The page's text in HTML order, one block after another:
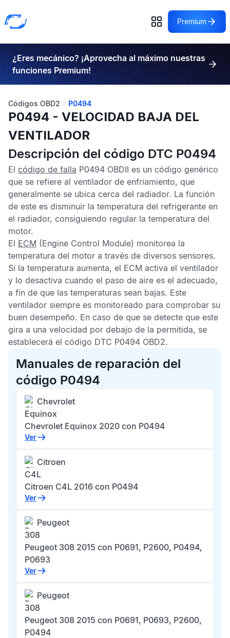
Premium
¿Eres mecánico? ¡Aprovecha al máximo nuestras
funciones Premium!
Códigos OBD2 P0494
P0494 - VELOCIDAD BAJA DEL
VENTILADOR
Descripción del código DTC P0494
El código de falla P0494 OBDII es un código genérico
que se refiere al ventilador de enfriamiento, que
generalmente se ubica cerca del radiador. La función
de este es disminuir la temperatura del refrigerante en
el radiador, consiguiendo regular la temperatura del
motor.
El ECM (Engine Control Module) monitorea la
temperatura del motor a través de diversos sensores.
Si la temperatura aumenta, el ECM activa el ventilador
y lo desactiva cuando el paso de aire es el adecuado,
a fin de que las temperaturas sean bajas. Este
ventilador siempre es monitoreado para comprobar su
buen desempeño. En caso de que se detecte que este
gira a una velocidad por debajo de la permitida, se
establecerá el código DTC P0494 OBD2.
Manuales de reparación del
código P0494
Chevrolet
Equinox
Chevrolet Equinox 2020 con P0494
Ver
Citroen
C4L
Citroen C4L 2016 con P0494
Ver
Peugeot
308
Peugeot 308 2015 con P0691, P2600, P0494,
P0693
Ver
Peugeot
308
Peugeot 308 2015 con P0691, P0693, P2600,
P0494